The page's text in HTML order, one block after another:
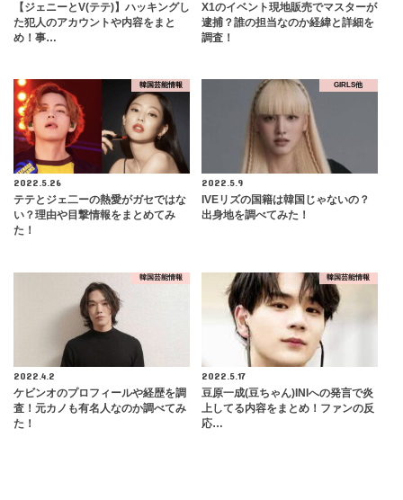
【ジェニーとV(テテ)】ハッキングし
た犯人のアカウントや内容をまと
め！事…
X1のイベント現地販売でマスターが
逮捕？誰の担当なのか経緯と詳細を
調査！
韓国芸能情報
2022.5.26
テテとジェ二ーの熱愛がガセではな
い？理由や目撃情報をまとめてみ
た！
GIRLS他
2022.5.9
IVEリズの国籍は韓国じゃないの？
出身地を調べてみた！
韓国芸能情報
2022.4.2
ケビンオのプロフィールや経歴を調
査！元カノも有名人なのか調べてみ
た！
韓国芸能情報
2022.5.17
豆原一成(豆ちゃん)INIへの発言で炎
上してる内容をまとめ！ファンの反
応…